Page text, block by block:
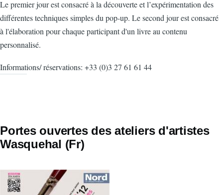
Le premier jour est consacré à la découverte et l’expérimentation des
différentes techniques simples du pop-up. Le second jour est consacré
à l'élaboration pour chaque participant d'un livre au contenu
personnalisé.
Informations/ réservations: +33 (0)3 27 61 61 44
Portes ouvertes des ateliers d'artistes
Wasquehal (Fr)